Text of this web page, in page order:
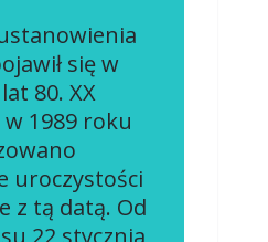
się w
80. XX
1989 roku
uroczystości
z tą datą. Od
22 stycznia